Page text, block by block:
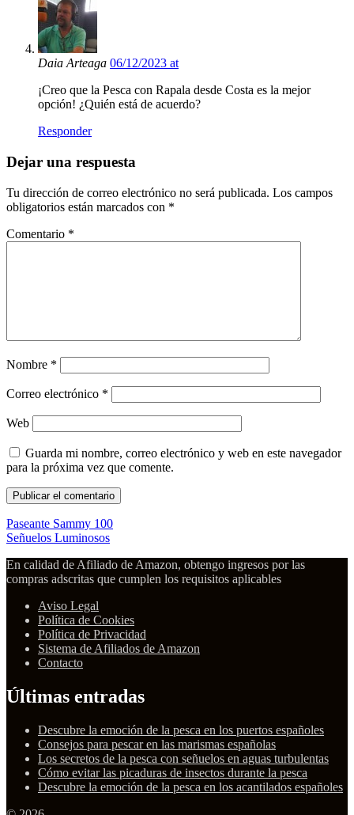
Daia Arteaga 06/12/2023 at
¡Creo que la Pesca con Rapala desde Costa es la mejor
opción! ¿Quién está de acuerdo?
Responder
Dejar una respuesta
Tu dirección de correo electrónico no será publicada. Los campos
obligatorios están marcados con *
Comentario *
Nombre *
Correo electrónico *
Web
Guarda mi nombre, correo electrónico y web en este navegador
para la próxima vez que comente.
Paseante Sammy 100
Señuelos Luminosos
En calidad de Afiliado de Amazon, obtengo ingresos por las
compras adscritas que cumplen los requisitos aplicables
Aviso Legal
Política de Cookies
Política de Privacidad
Sistema de Afiliados de Amazon
Contacto
Últimas entradas
Descubre la emoción de la pesca en los puertos españoles
Consejos para pescar en las marismas españolas
Los secretos de la pesca con señuelos en aguas turbulentas
Cómo evitar las picaduras de insectos durante la pesca
Descubre la emoción de la pesca en los acantilados españoles